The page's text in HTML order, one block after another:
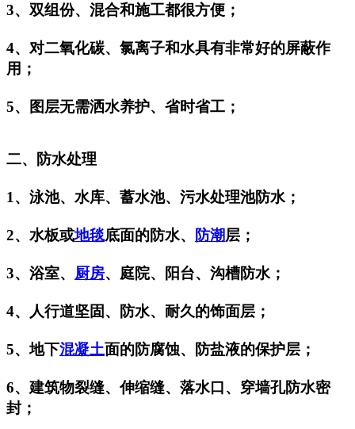
3、双组份、混合和施工都很方便；
4、对二氧化碳、氯离子和水具有非常好的屏蔽作
用；
5、图层无需洒水养护、省时省工；
二、防水处理
1、泳池、水库、蓄水池、污水处理池防水；
2、水板或地毯底面的防水、 防潮层；
3、浴室、 厨房、庭院、阳台、沟槽防水；
4、人行道坚固、防水、耐久的饰面层；
5、地下混凝土面的防腐蚀、防盐液的保护层；
6、建筑物裂缝、伸缩缝、落水口、穿墙孔防水密
封；